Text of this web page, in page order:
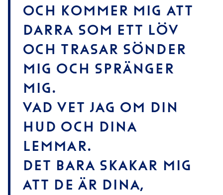
och kommer mig att
darra som ett löv
och trasar sönder
mig och spränger
mig.
Vad vet jag om din
hud och dina
lemmar.
Det bara skakar mig
att de är dina,